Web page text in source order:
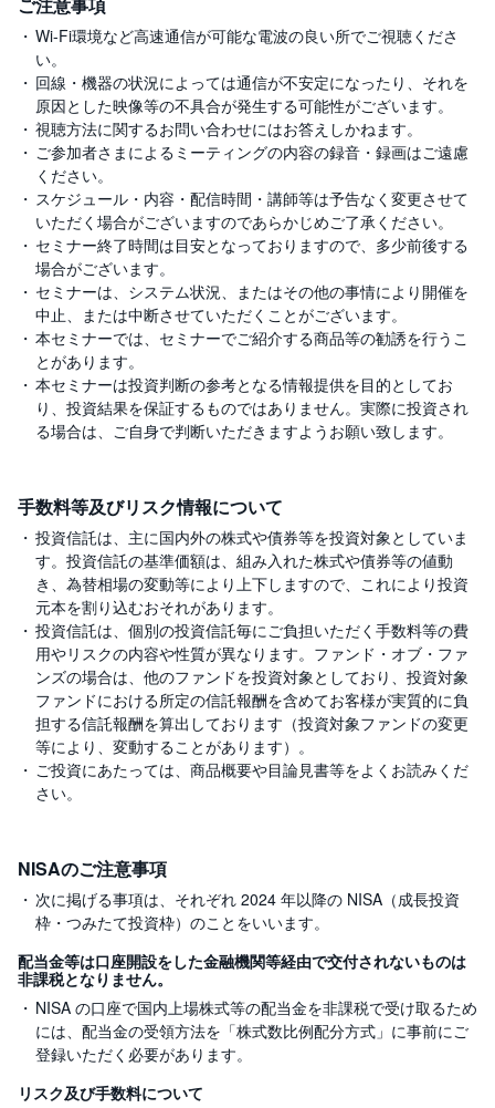
Wi-Fi環境など高速通信が可能な電波の良い所でご視聴くださ
い。
回線・機器の状況によっては通信が不安定になったり、それを
原因とした映像等の不具合が発生する可能性がございます。
視聴方法に関するお問い合わせにはお答えしかねます。
ご参加者さまによるミーティングの内容の録音・録画はご遠慮
ください。
スケジュール・内容・配信時間・講師等は予告なく変更させて
いただく場合がございますのであらかじめご了承ください。
セミナー終了時間は目安となっておりますので、多少前後する
場合がございます。
セミナーは、システム状況、またはその他の事情により開催を
中止、または中断させていただくことがございます。
本セミナーでは、セミナーでご紹介する商品等の勧誘を行うこ
とがあります。
本セミナーは投資判断の参考となる情報提供を目的としてお
り、投資結果を保証するものではありません。実際に投資され
る場合は、ご自身で判断いただきますようお願い致します。
手数料等及びリスク情報について
投資信託は、主に国内外の株式や債券等を投資対象としていま
す。投資信託の基準価額は、組み入れた株式や債券等の値動
き、為替相場の変動等により上下しますので、これにより投資
元本を割り込むおそれがあります。
投資信託は、個別の投資信託毎にご負担いただく手数料等の費
用やリスクの内容や性質が異なります。ファンド・オブ・ファ
ンズの場合は、他のファンドを投資対象としており、投資対象
ファンドにおける所定の信託報酬を含めてお客様が実質的に負
担する信託報酬を算出しております（投資対象ファンドの変更
等により、変動することがあります）。
ご投資にあたっては、商品概要や目論見書等をよくお読みくだ
さい。
NISAのご注意事項
次に掲げる事項は、それぞれ 2024 年以降の NISA（成長投資
枠・つみたて投資枠）のことをいいます。
配当金等は口座開設をした金融機関等経由で交付されないものは
非課税となりません。
NISA の口座で国内上場株式等の配当金を非課税で受け取るため
には、配当金の受領方法を「株式数比例配分方式」に事前にご
登録いただく必要があります。
リスク及び手数料について